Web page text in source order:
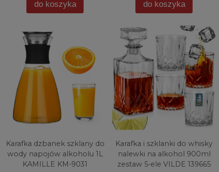
do koszyka do koszyka
Karafka dzbanek szklany do
wody napojów alkoholu 1L
KAMILLE KM-9031
Karafka i szklanki do whisky
nalewki na alkohol 900ml
zestaw 5-ele VILDE 139665